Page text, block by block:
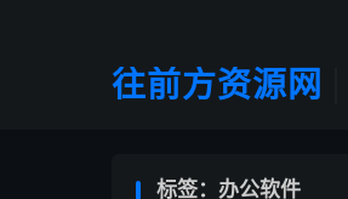
往前方资源网
标签：办公软件